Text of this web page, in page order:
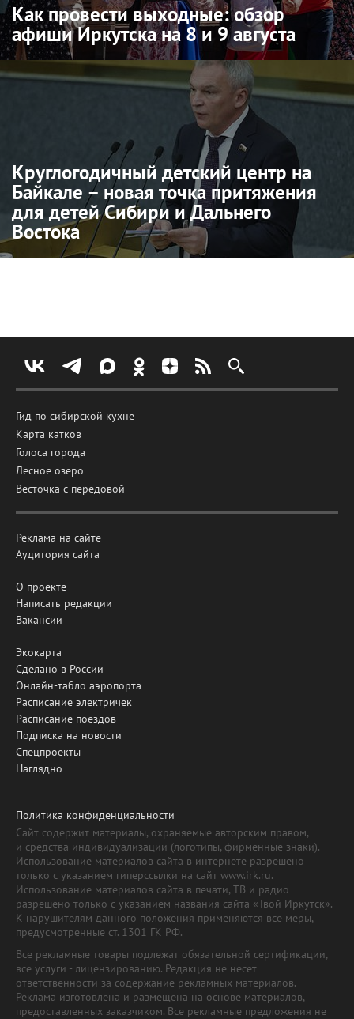
Как провести выходные: обзор
афиши Иркутска на 8 и 9 августа
Круглогодичный детский центр на
Байкале – новая точка притяжения
для детей Сибири и Дальнего
Востока
Гид по сибирской кухне
Карта катков
Голоса города
Лесное озеро
Весточка с передовой
Реклама на сайте
Аудитория сайта
О проекте
Написать редакции
Вакансии
Экокарта
Сделано в России
Онлайн-табло аэропорта
Расписание электричек
Расписание поездов
Подписка на новости
Спецпроекты
Наглядно
Политика конфиденциальности
Сайт содержит материалы, охраняемые авторским правом,
и средства индивидуализации (логотипы, фирменные знаки).
Использование материалов сайта в интернете разрешено
только с указанием гиперссылки на сайт www.irk.ru.
Использование материалов сайта в печати, ТВ и радио
разрешено только с указанием названия сайта «Твой Иркутск».
К нарушителям данного положения применяются все меры,
предусмотренные ст. 1301 ГК РФ.
Все рекламные товары подлежат обязательной сертификации,
все услуги - лицензированию. Редакция не несет
ответственности за содержание рекламных материалов.
Реклама изготовлена и размещена на основе материалов,
предоставленных заказчиком. Все рекламные предложения не